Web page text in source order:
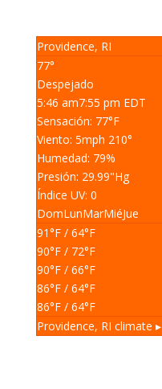
Providence, RI
77°
Despejado
5:46 am7:55 pm EDT
Sensación: 77°F
Viento: 5mph 210°
Humedad: 79%
Presión: 29.99"Hg
Índice UV: 0
DomLunMarMiéJue
91°F/ 64°F
90°F/ 72°F
90°F/ 66°F
86°F/ 64°F
86°F/ 64°F
Providence, RI climate ▸